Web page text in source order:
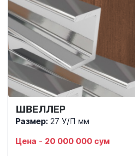
ШВЕЛЛЕР
Размер: 27 У/П мм
Цена - 20 000 000 сум